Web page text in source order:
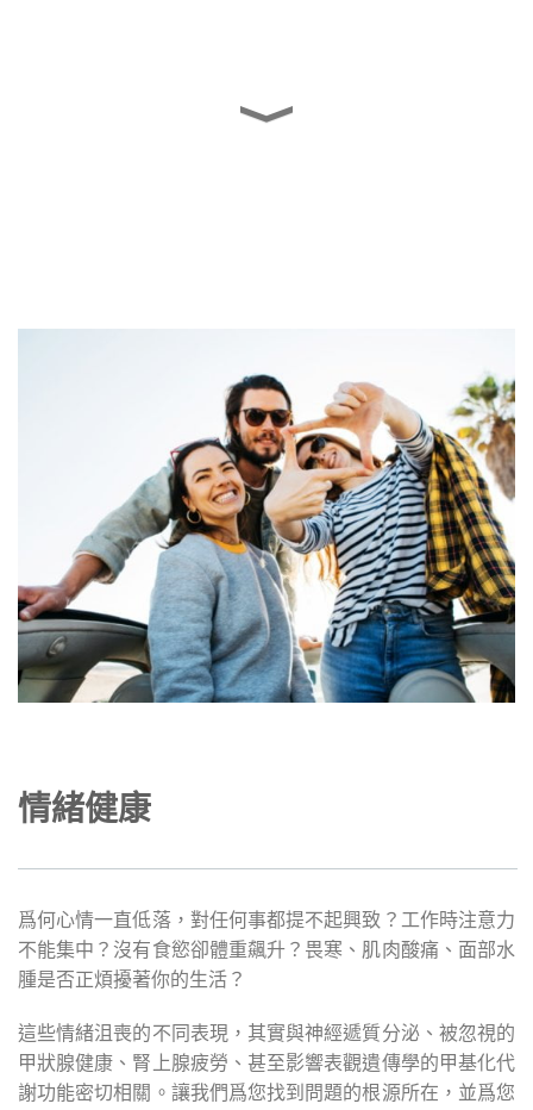
情緒健康
爲何心情一直低落，對任何事都提不起興致？工作時注意力
不能集中？沒有食慾卻體重飆升？畏寒、肌肉酸痛、面部水
腫是否正煩擾著你的生活？
這些情緒沮喪的不同表現，其實與神經遞質分泌、被忽視的
甲狀腺健康、腎上腺疲勞、甚至影響表觀遺傳學的甲基化代
謝功能密切相關。讓我們爲您找到問題的根源所在，並爲您